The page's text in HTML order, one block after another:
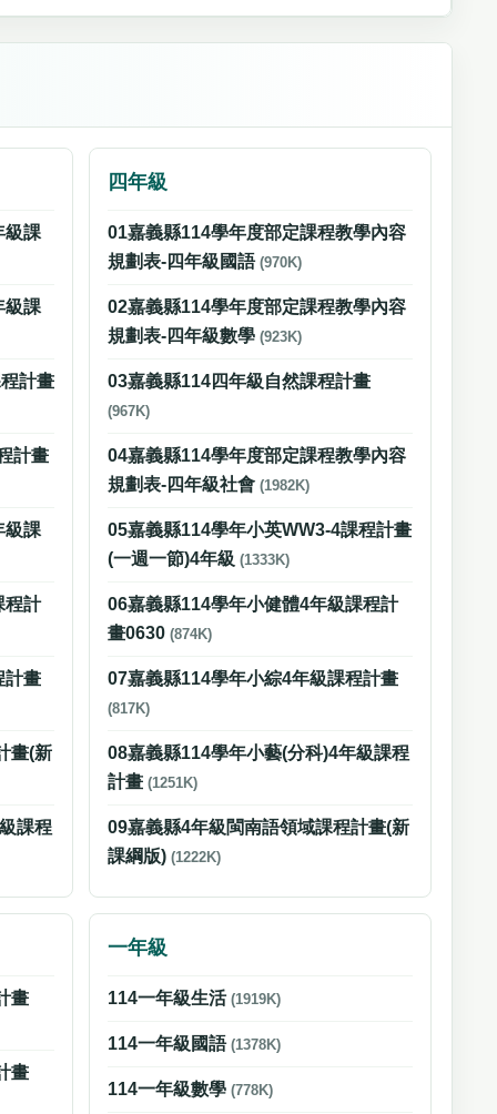
級課
級課
計畫
計畫
級課
程計
計畫
畫(新
課程
四年級
01嘉義縣114學年度部定課程教學內容
規劃表-四年級國語(970K)
02嘉義縣114學年度部定課程教學內容
規劃表-四年級數學(923K)
03嘉義縣114四年級自然課程計畫
(967K)
04嘉義縣114學年度部定課程教學內容
規劃表-四年級社會(1982K)
05嘉義縣114學年小英WW3-4課程計畫
(一週一節)4年級(1333K)
06嘉義縣114學年小健體4年級課程計
畫0630(874K)
07嘉義縣114學年小綜4年級課程計畫
(817K)
08嘉義縣114學年小藝(分科)4年級課程
計畫(1251K)
09嘉義縣4年級閩南語領域課程計畫(新
課綱版)(1222K)
畫
畫
一年級
114一年級生活(1919K)
114一年級國語(1378K)
114一年級數學(778K)